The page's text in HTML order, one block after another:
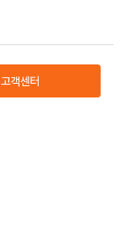
고객센터